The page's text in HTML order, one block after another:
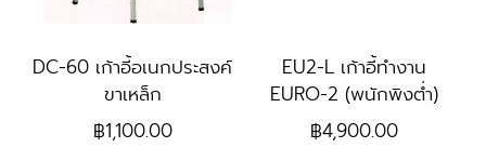
DC-60 เก้าอี้อเนกประสงค์
ขาเหล็ก
฿1,100.00
EU2-L เก้าอี้ทำงาน
EURO-2 (พนักพิงต่ำ)
฿4,900.00